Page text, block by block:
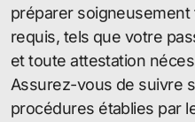
préparer
requis, tels que votre
et toute attestation
Assurez-vous de suivre
procédures établies par